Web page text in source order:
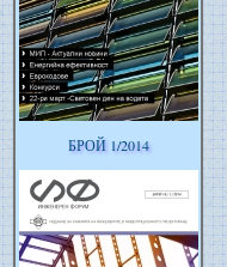
БРОЙ 1/2014